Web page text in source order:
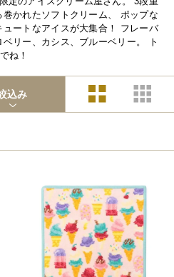
かれたソフトクリーム、 ポップな
ートなアイスが大集合！ フレーバ
リー、カシス、ブルーベリー。 ト
ね！
込み